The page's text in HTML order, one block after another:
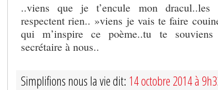
..viens que je t’encule mon dracul..les
respectent rien.. »viens je vais te faire
qui m’inspire ce poème..tu te souviens
secrétaire à nous..
Simplifions nous la vie dit: 14 octobre 2014 à